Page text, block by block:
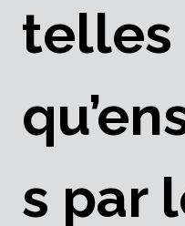
telles
s par